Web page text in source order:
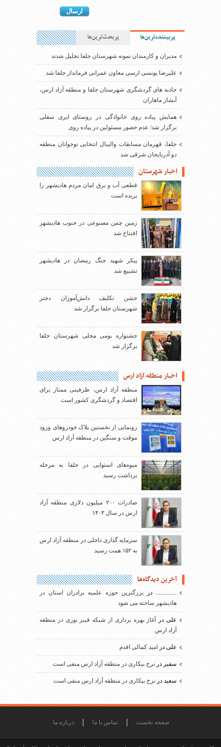
پربیننده‌ترین‌ها پربحث‌ترین‌ها
مدیران و کارمندان نمونه شهرستان جلفا تجلیل شدند
علیرضا یونسی ارسی معاون عمرانی فرماندار جلفا شد
جاذبه های گردشگری شهرستان جلفا و منطقه آزاد ارس،
آبشار ماهاران
همایش پیاده روی خانوادگی در روستای ایری سفلی
برگزار شد/ عدم حضور مسئولین در پیاده روی
جلفا، قهرمان مسابقات والیبال انتخابی نوجوانان منطقه
دو آذربایجان شرقی شد
اخبار شهرستان
قطعی آب و برق امان مردم هادیشهر را
بریده است
زمین چمن مصنوعی در جنوب هادیشهر
افتتاح شد
پیکر شهید جنگ رمضان در هادیشهر
تشییع شد
جشن تکلیف دانش‌آموزان دختر
شهرستان جلفا برگزار شد
جشنواره بومی محلی شهرستان جلفا
برگزار شد
اخبار منطقه آزاد ارس
منطقه آزاد ارس، ظرفیتی ممتاز برای
اقتصاد و گردشگری کشور است
رونمایی از نخستین پلاک خودروهای ورود
موقت و سنگین در منطقه آزاد ارس
میوه‌های استوایی در جلفا به مرحله
برداشت رسید
صادرات ۲۰۰ میلیون دلاری منطقه آزاد
ارس در سال ۱۴۰۳
سرمایه گذاری داخلی در منطقه آزاد ارس
به ۱۵۲ همت رسید
آخرین دیدگاه‌ها
..............دربزرگترین حوزه علمیه برادران استان در
هادیشهر ساخته می شود
علیدر
آغاز بهره برداری از شبکه فیبر نوری در منطقه
آزاد ارس
علی در امید کمالی اقدم
سفیر در نرخ بیکاری در منطقه آزاد ارس منفی است
سعید در نرخ بیکاری در منطقه آزاد ارس منفی است
صفحه نخست تماس با ما درباره ما